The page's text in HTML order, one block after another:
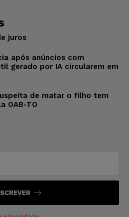
juros
após anúncios com
gerado por IA circularem em
de matar o filho tem
OAB-TO